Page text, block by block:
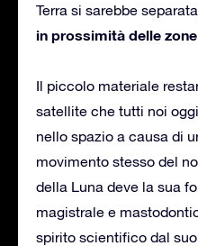
Terra si sarebbe
in prossimità delle
Il piccolo materiale
satellite che tutti noi
nello spazio a causa di
movimento stesso del
della Luna deve la sua
magistrale e
spirito scientifico dal